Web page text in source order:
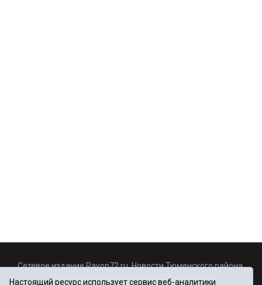
Сетевое издание Rayon72.ru. Новости Тюменского района.
Rayon72@yandex.ru
Настоящий ресурс использует сервис веб-аналитики